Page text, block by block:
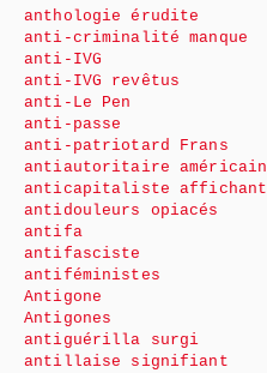
anthologie érudite
anti-criminalité manque
anti-IVG
anti-IVG revêtus
anti-Le Pen
anti-passe
anti-patriotard Frans
antiautoritaire américain
anticapitaliste affichant
antidouleurs opiacés
antifa
antifasciste
antiféministes
Antigone
Antigones
antiguérilla surgi
antillaise signifiant